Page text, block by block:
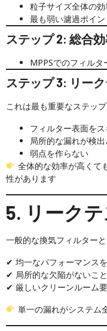
粒子サイズ全体の
最も弱い濾過ポイ
ステップ 2: 総合
MPPSでのフィルタ
ステップ 3: リー
これは最も重要なステッ
フィルター表面を
局所的な漏れが検出
弱点を作らない
全体的な効率が高くて
性があります
5. リーク
一般的な換気フィルター
✔ 均一なパフォーマンス
✔ 局所的な欠陥がないこと
✔ 厳しいクリーンルーム
単一の漏れがシステム